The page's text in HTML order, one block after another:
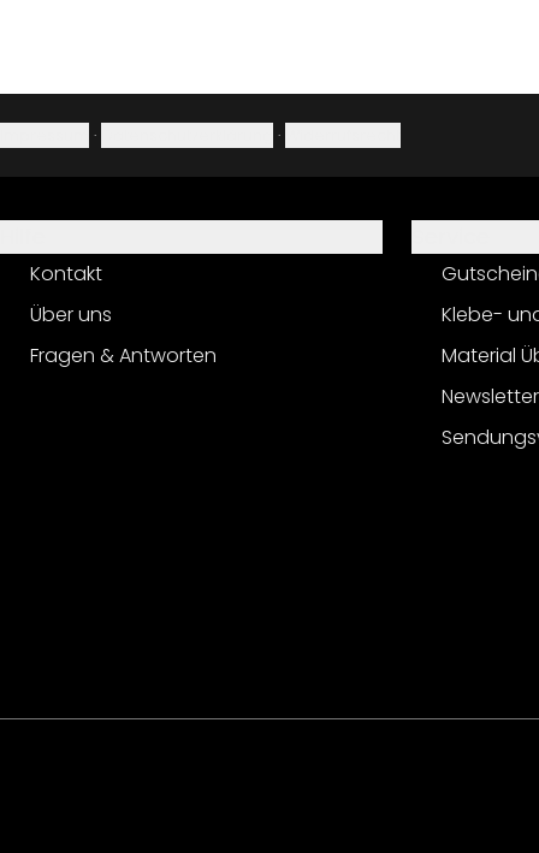
· ·
Kontakt
Über uns
Fragen & Antworten
Klebe-
Material